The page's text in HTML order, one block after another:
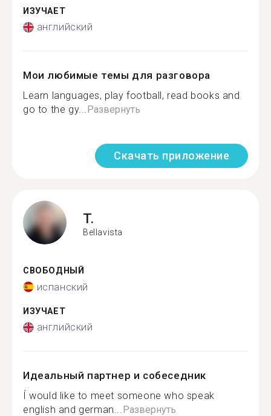
ИЗУЧАЕТ
английский
Мои любимые темы для разговора
Learn languages, play football, read books and
go to the gy...Развернуть
Скачать приложение
T.
Bellavista
СВОБОДНЫЙ
испанский
ИЗУЧАЕТ
английский
Идеальный партнер и собеседник
Í would like to meet someone who speak
english and german...Развернуть